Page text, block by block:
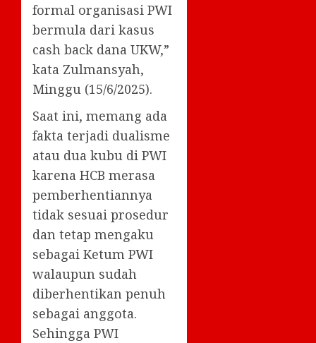
formal organisasi PWI
bermula dari kasus
cash back dana UKW,”
kata Zulmansyah,
Minggu (15/6/2025).
Saat ini, memang ada
fakta terjadi dualisme
atau dua kubu di PWI
karena HCB merasa
pemberhentiannya
tidak sesuai prosedur
dan tetap mengaku
sebagai Ketum PWI
walaupun sudah
diberhentikan penuh
sebagai anggota.
Sehingga PWI